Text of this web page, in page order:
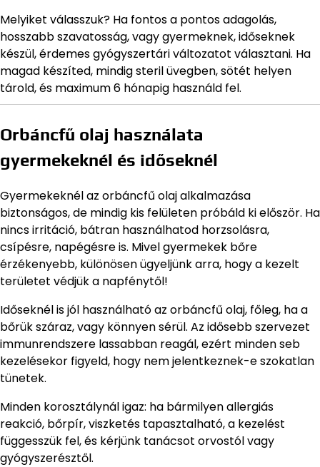
Melyiket válasszuk? Ha fontos a pontos adagolás,
hosszabb szavatosság, vagy gyermeknek, időseknek
készül, érdemes gyógyszertári változatot választani. Ha
magad készíted, mindig steril üvegben, sötét helyen
tárold, és maximum 6 hónapig használd fel.
Orbáncfű olaj használata
gyermekeknél és időseknél
Gyermekeknél az orbáncfű olaj alkalmazása
biztonságos, de mindig kis felületen próbáld ki először. Ha
nincs irritáció, bátran használhatod horzsolásra,
csípésre, napégésre is. Mivel gyermekek bőre
érzékenyebb, különösen ügyeljünk arra, hogy a kezelt
területet védjük a napfénytől!
Időseknél is jól használható az orbáncfű olaj, főleg, ha a
bőrük száraz, vagy könnyen sérül. Az idősebb szervezet
immunrendszere lassabban reagál, ezért minden seb
kezelésekor figyeld, hogy nem jelentkeznek-e szokatlan
tünetek.
Minden korosztálynál igaz: ha bármilyen allergiás
reakció, bőrpír, viszketés tapasztalható, a kezelést
függesszük fel, és kérjünk tanácsot orvostól vagy
gyógyszerésztől.